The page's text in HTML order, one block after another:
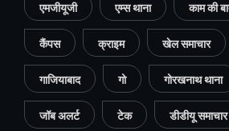
एमजीयूजी एम्स थाना काम की
कैंपस क्राइम खेल समाचार
गाजियाबाद गो गोरखनाथ थाना
जॉब अलर्ट टेक डीडीयू समाचार